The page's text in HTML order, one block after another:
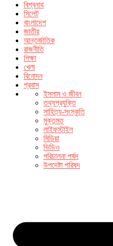
বিশ্বনাথ
সিলেট
বাংলাদেশ
জাতীয়
আন্তর্জাতিক
রাজনীতি
শিক্ষা
খেলা
বিনোদন
প্রবাস
ইসলাম ও জীবন
তথ্যপ্রযুক্তি
সাহিত্য-সংস্কৃতি
মুক্তমত
লাইফস্টাইল
মিডিয়া
ভিডিও
পরিচালনা পর্ষদ
উপদেষ্টা পরিষদ